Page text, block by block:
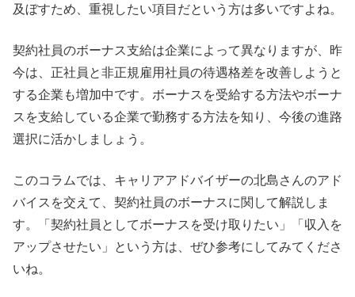
及ぼすため、重視したい項目だという方は多いですよね。
契約社員のボーナス支給は企業によって異なりますが、昨
今は、正社員と非正規雇用社員の待遇格差を改善しようと
する企業も増加中です。ボーナスを受給する方法やボーナ
スを支給している企業で勤務する方法を知り、今後の進路
選択に活かしましょう。
このコラムでは、キャリアアドバイザーの北島さんのアド
バイスを交えて、契約社員のボーナスに関して解説しま
す。「契約社員としてボーナスを受け取りたい」「収入を
アップさせたい」という方は、ぜひ参考にしてみてくださ
いね。